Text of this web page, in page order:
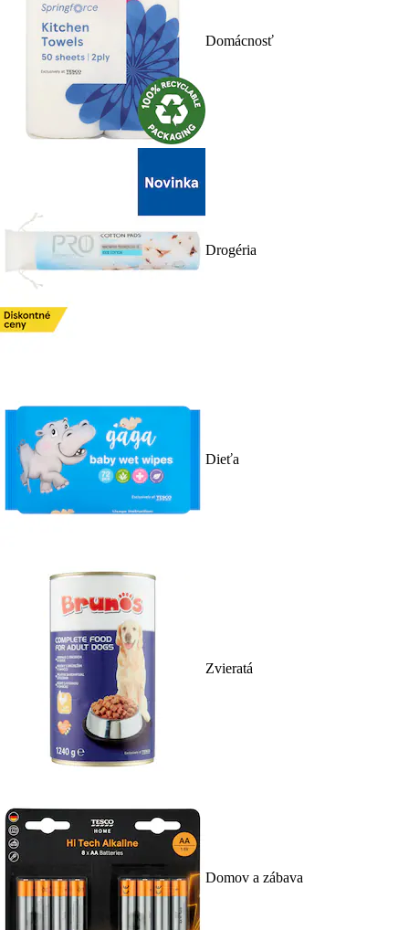
Domácnosť
Drogéria
Dieťa
Zvieratá
Domov a zábava